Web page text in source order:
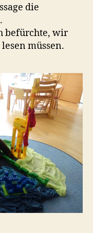
die
befürchte, wir
müssen.